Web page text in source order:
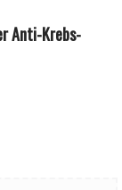
Anti-Krebs-